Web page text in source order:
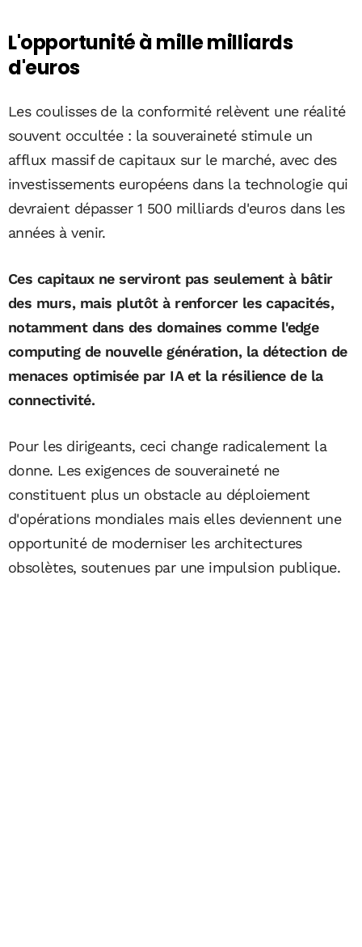
L'opportunité à mille milliards
d'euros
Les coulisses de la conformité relèvent une réalité
souvent occultée : la souveraineté stimule un
afflux massif de capitaux sur le marché, avec des
investissements européens dans la technologie qui
devraient dépasser 1 500 milliards d'euros dans les
années à venir.
Ces capitaux ne serviront pas seulement à bâtir
des murs, mais plutôt à renforcer les capacités,
notamment dans des domaines comme l'edge
computing de nouvelle génération, la détection de
menaces optimisée par IA et la résilience de la
connectivité.
Pour les dirigeants, ceci change radicalement la
donne. Les exigences de souveraineté ne
constituent plus un obstacle au déploiement
d'opérations mondiales mais elles deviennent une
opportunité de moderniser les architectures
obsolètes, soutenues par une impulsion publique.